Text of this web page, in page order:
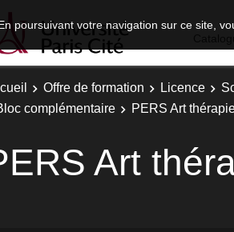
poursuivant votre navigation sur ce site,
Offre de formation Licence
complémentaire
PERS Art
Art